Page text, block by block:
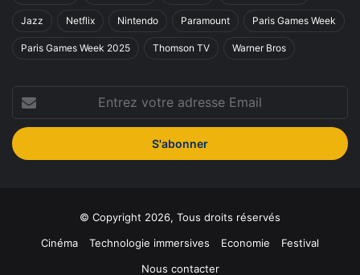
Jazz Netflix Nintendo Paramount Paris Games Week
Paris Games Week 2025 Thomson TV Warner Bros
votre
adresse
Email
© Copyright 2026, Tous droits réservés
Cinéma
Technologie immersives Economie
Festival
Nous contacter